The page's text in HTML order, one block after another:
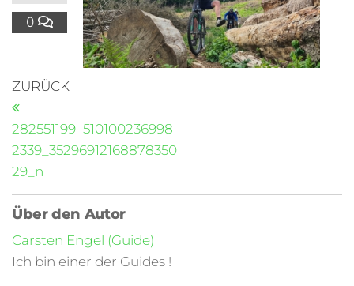
0
ZURÜCK
282551199_510100236998
2339_35296912168878350
29_n
Über den Autor
Carsten Engel (Guide)
Ich bin einer der Guides !